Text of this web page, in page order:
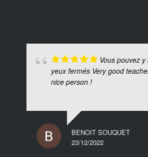
Vous pouvez
yeux fermés Very good
nice person !
BENOIT SOUQUET
23/12/2022